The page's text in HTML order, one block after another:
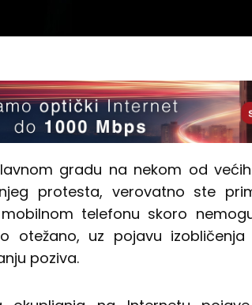
gradu na nekom od
protesta, verovatno ste
telefonu skoro
otežano, uz pojavu
poziva.